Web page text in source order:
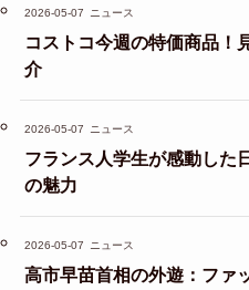
2026-05-07 ニュース
コストコ今週の特価商品！
介
2026-05-07 ニュース
フランス人学生が感動した
の魅力
2026-05-07 ニュース
高市早苗首相の外遊：ファ